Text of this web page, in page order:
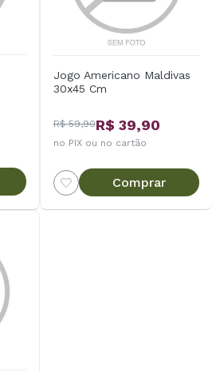
Jogo Americano Maldivas
30x45 Cm
R$ 59,90R$ 39,90
no PIX ou no cartão
Comprar